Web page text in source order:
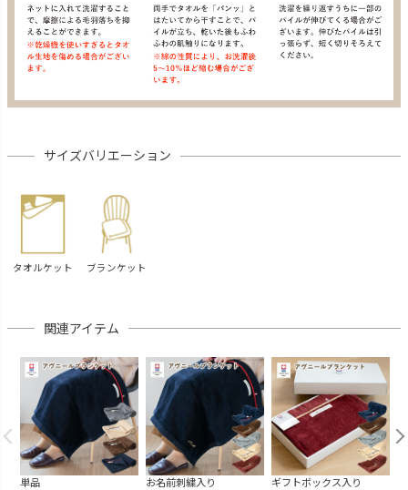
サイズバリエーション
タオルケット ブランケット
関連アイテム
単品 お名前刺繍入り ギフトボックス入り